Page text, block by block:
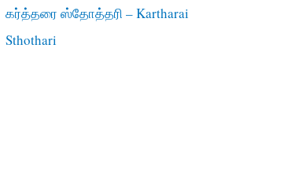
கர்த்தரை ஸ்தோத்தரி – Kartharai
Sthothari